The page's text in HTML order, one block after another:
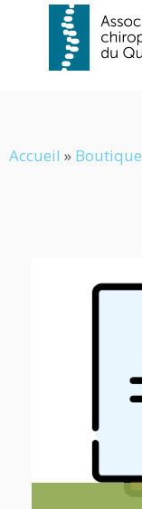
Accueil » Boutique